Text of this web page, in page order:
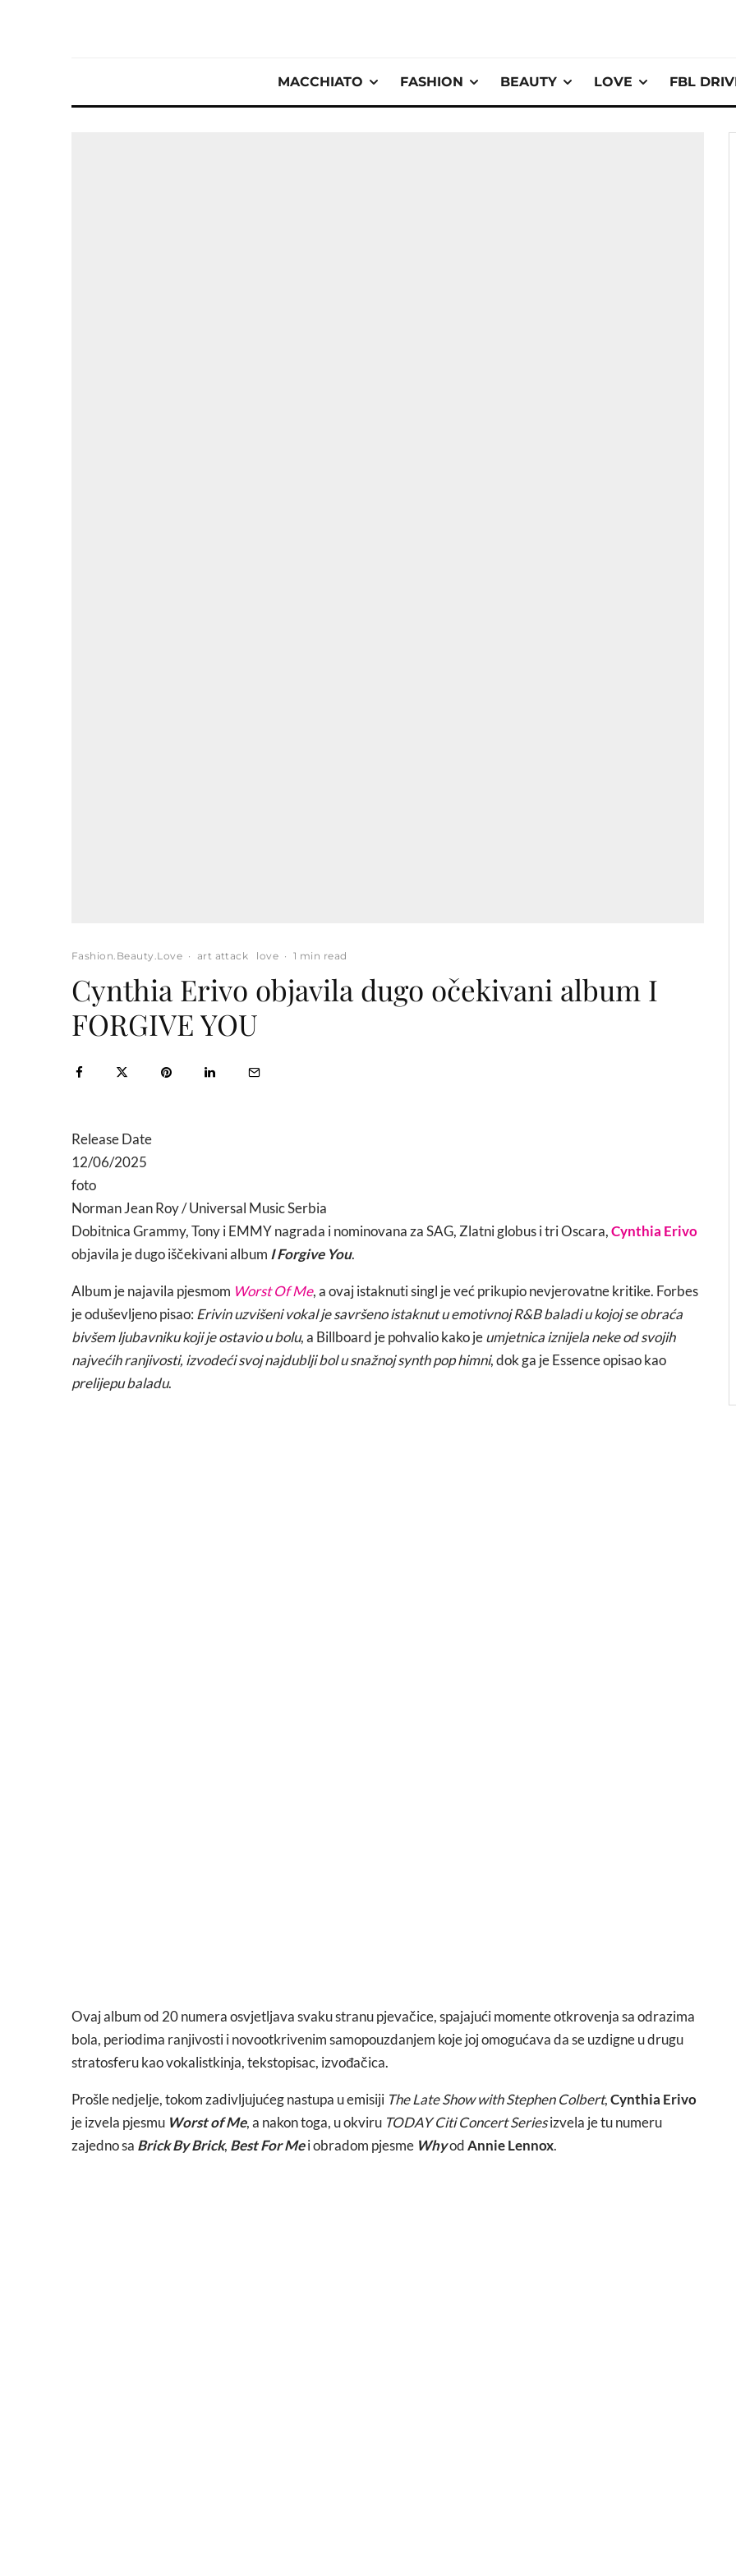
MACCHIATO FASHION BEAUTY LOVE FBL
Fashion.Beauty.Love · art attack love · 1 min read
Cynthia Erivo objavila dugo očekivani album I
FORGIVE YOU
Release Date
12/06/2025
foto
Norman Jean Roy / Universal Music Serbia
Dobitnica Grammy, Tony i EMMY nagrada i nominovana za SAG, Zlatni globus i tri Oscara,Cynthia Erivo
objavila je dugo iščekivani album I Forgive You.
Album je najavila pjesmom Worst Of Me, a ovaj istaknuti singl je već prikupio nevjerovatne kritike. Forbes
je oduševljeno pisao: Erivin uzvišeni vokal je savršeno istaknut u emotivnoj R&B baladi u kojoj se obraća
bivšem ljubavniku koji je ostavio u bolu, a Billboard je pohvalio kako jeumjetnica iznijela neke od svojih
najvećih ranjivosti, izvodeći svoj najdublji bol u snažnoj synth pop himni, dok ga je Essence opisao kao
prelijepu baladu.
Ovaj album od 20 numera osvjetljava svaku stranu pjevačice, spajajući momente otkrovenja sa odrazima
bola, periodima ranjivosti i novootkrivenim samopouzdanjem koje joj omogućava da se uzdigne u drugu
stratosferu kao vokalistkinja, tekstopisac, izvođačica.
Prošle nedjelje, tokom zadivljujućeg nastupa u emisiji The Late Show with Stephen Colbert,Cynthia Erivo
je izvela pjesmu Worst of Me, a nakon toga, u okviru TODAY Citi Concert Seriesizvela je tu numeru
zajedno sa Brick By Brick, Best For Mei obradom pjesme WhyodAnnie Lennox.